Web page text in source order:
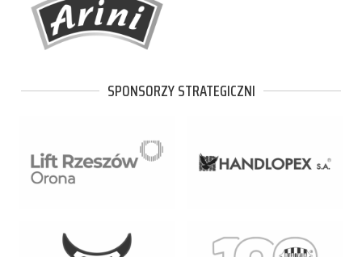
SPONSORZY STRATEGICZNI